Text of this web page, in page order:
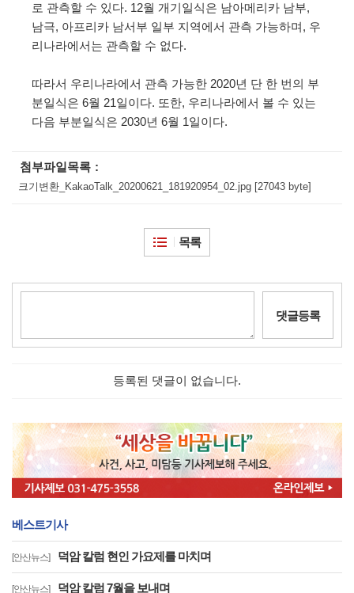
로 관측할 수 있다. 12월 개기일식은 남아메리카 남부,
남극, 아프리카 남서부 일부 지역에서 관측 가능하며, 우
리나라에서는 관측할 수 없다.
따라서 우리나라에서 관측 가능한 2020년 단 한 번의 부
분일식은 6월 21일이다. 또한, 우리나라에서 볼 수 있는
다음 부분일식은 2030년 6월 1일이다.
첨부파일목록
크기변환_KakaoTalk_20200621_181920954_02.jpg [27043 byte]
목록
댓글등록
등록된 댓글이 없습니다.
베스트기사
[안산뉴스] 덕암 칼럼 현인 가요제를 마치며
[안산뉴스] 덕암 칼럼 7월을 보내며